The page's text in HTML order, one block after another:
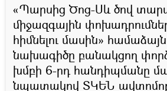
«Պարսից Ծոց-Սև ծով
միջազգային
հիմնելու մասին»
նախագիծը բանակցող
խմբի 6-րդ հանդիպմանը
նպատակով ՏԿԵՆ